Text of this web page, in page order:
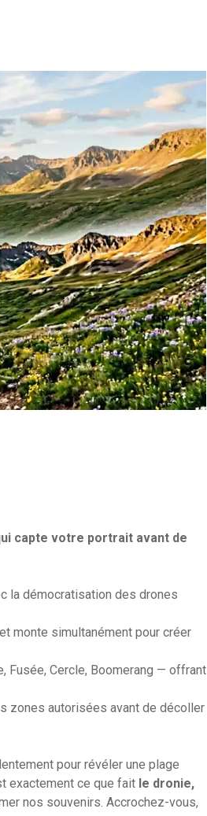
capte votre portrait avant de
la démocratisation des drones
monte simultanément pour créer
Cercle, Boomerang — offrant
zones autorisées avant de décoller
pour révéler une plage
exactement ce que fait le dronie,
nos souvenirs. Accrochez-vous,